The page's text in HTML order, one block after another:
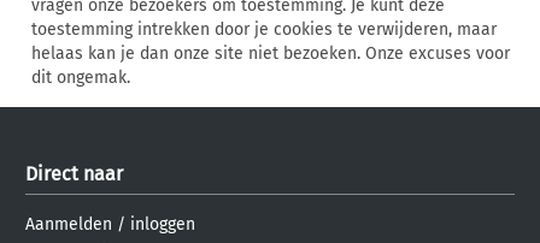
vragen onze bezoekers om toestemming. Je kunt deze
toestemming intrekken door je cookies te verwijderen, maar
helaas kan je dan onze site niet bezoeken. Onze excuses voor
dit ongemak.
Direct naar
Aanmelden / inloggen